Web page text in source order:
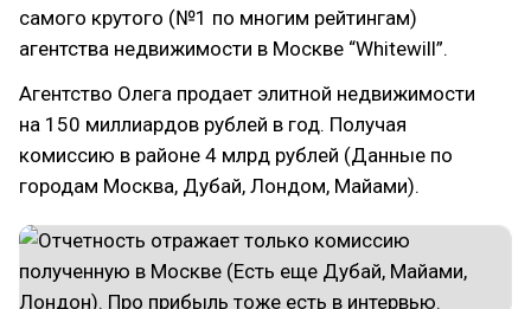
самого крутого (№1 по многим рейтингам)
агентства недвижимости в Москве “Whitewill”.
Агентство Олега продает элитной недвижимости
на 150 миллиардов рублей в год. Получая
комиссию в районе 4 млрд рублей (Данные по
городам Москва, Дубай, Лондом, Майами).